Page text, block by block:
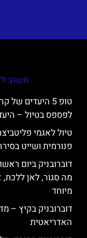
חשוב
טופ 5 היעדים
לפספס בטיול –
טיול לאגמי
פנורמית ושייט
דוברובניק ביום
מה סגור, לאן ללכת,
מיוחד
דוברובניק בקיץ –
האדריאטית